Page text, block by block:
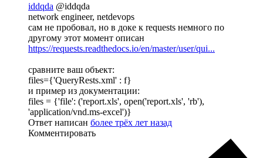
iddqda @iddqda
network engineer, netdevops
сам не пробовал, но в доке к requests немного по
другому этот момент описан
https://requests.readthedocs.io/en/master/user/qui...
сравните ваш объект:
files={'QueryRests.xml' : f}
и пример из документации:
files = {'file': ('report.xls', open('report.xls', 'rb'),
'application/vnd.ms-excel')}
Ответ написан более трёх лет назад
Комментировать